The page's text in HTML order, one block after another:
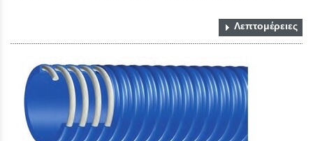
Λεπτομέρειες